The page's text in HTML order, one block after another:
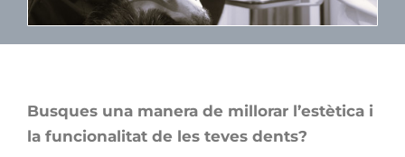
Busques una manera de millorar l’estètica i
la funcionalitat de les teves dents?